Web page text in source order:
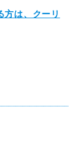
方は、クーリ